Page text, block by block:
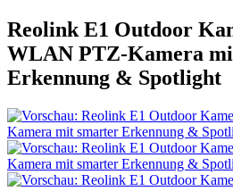
Reolink E1 Outdoor
WLAN PTZ-Kamera
Erkennung & Spotlight